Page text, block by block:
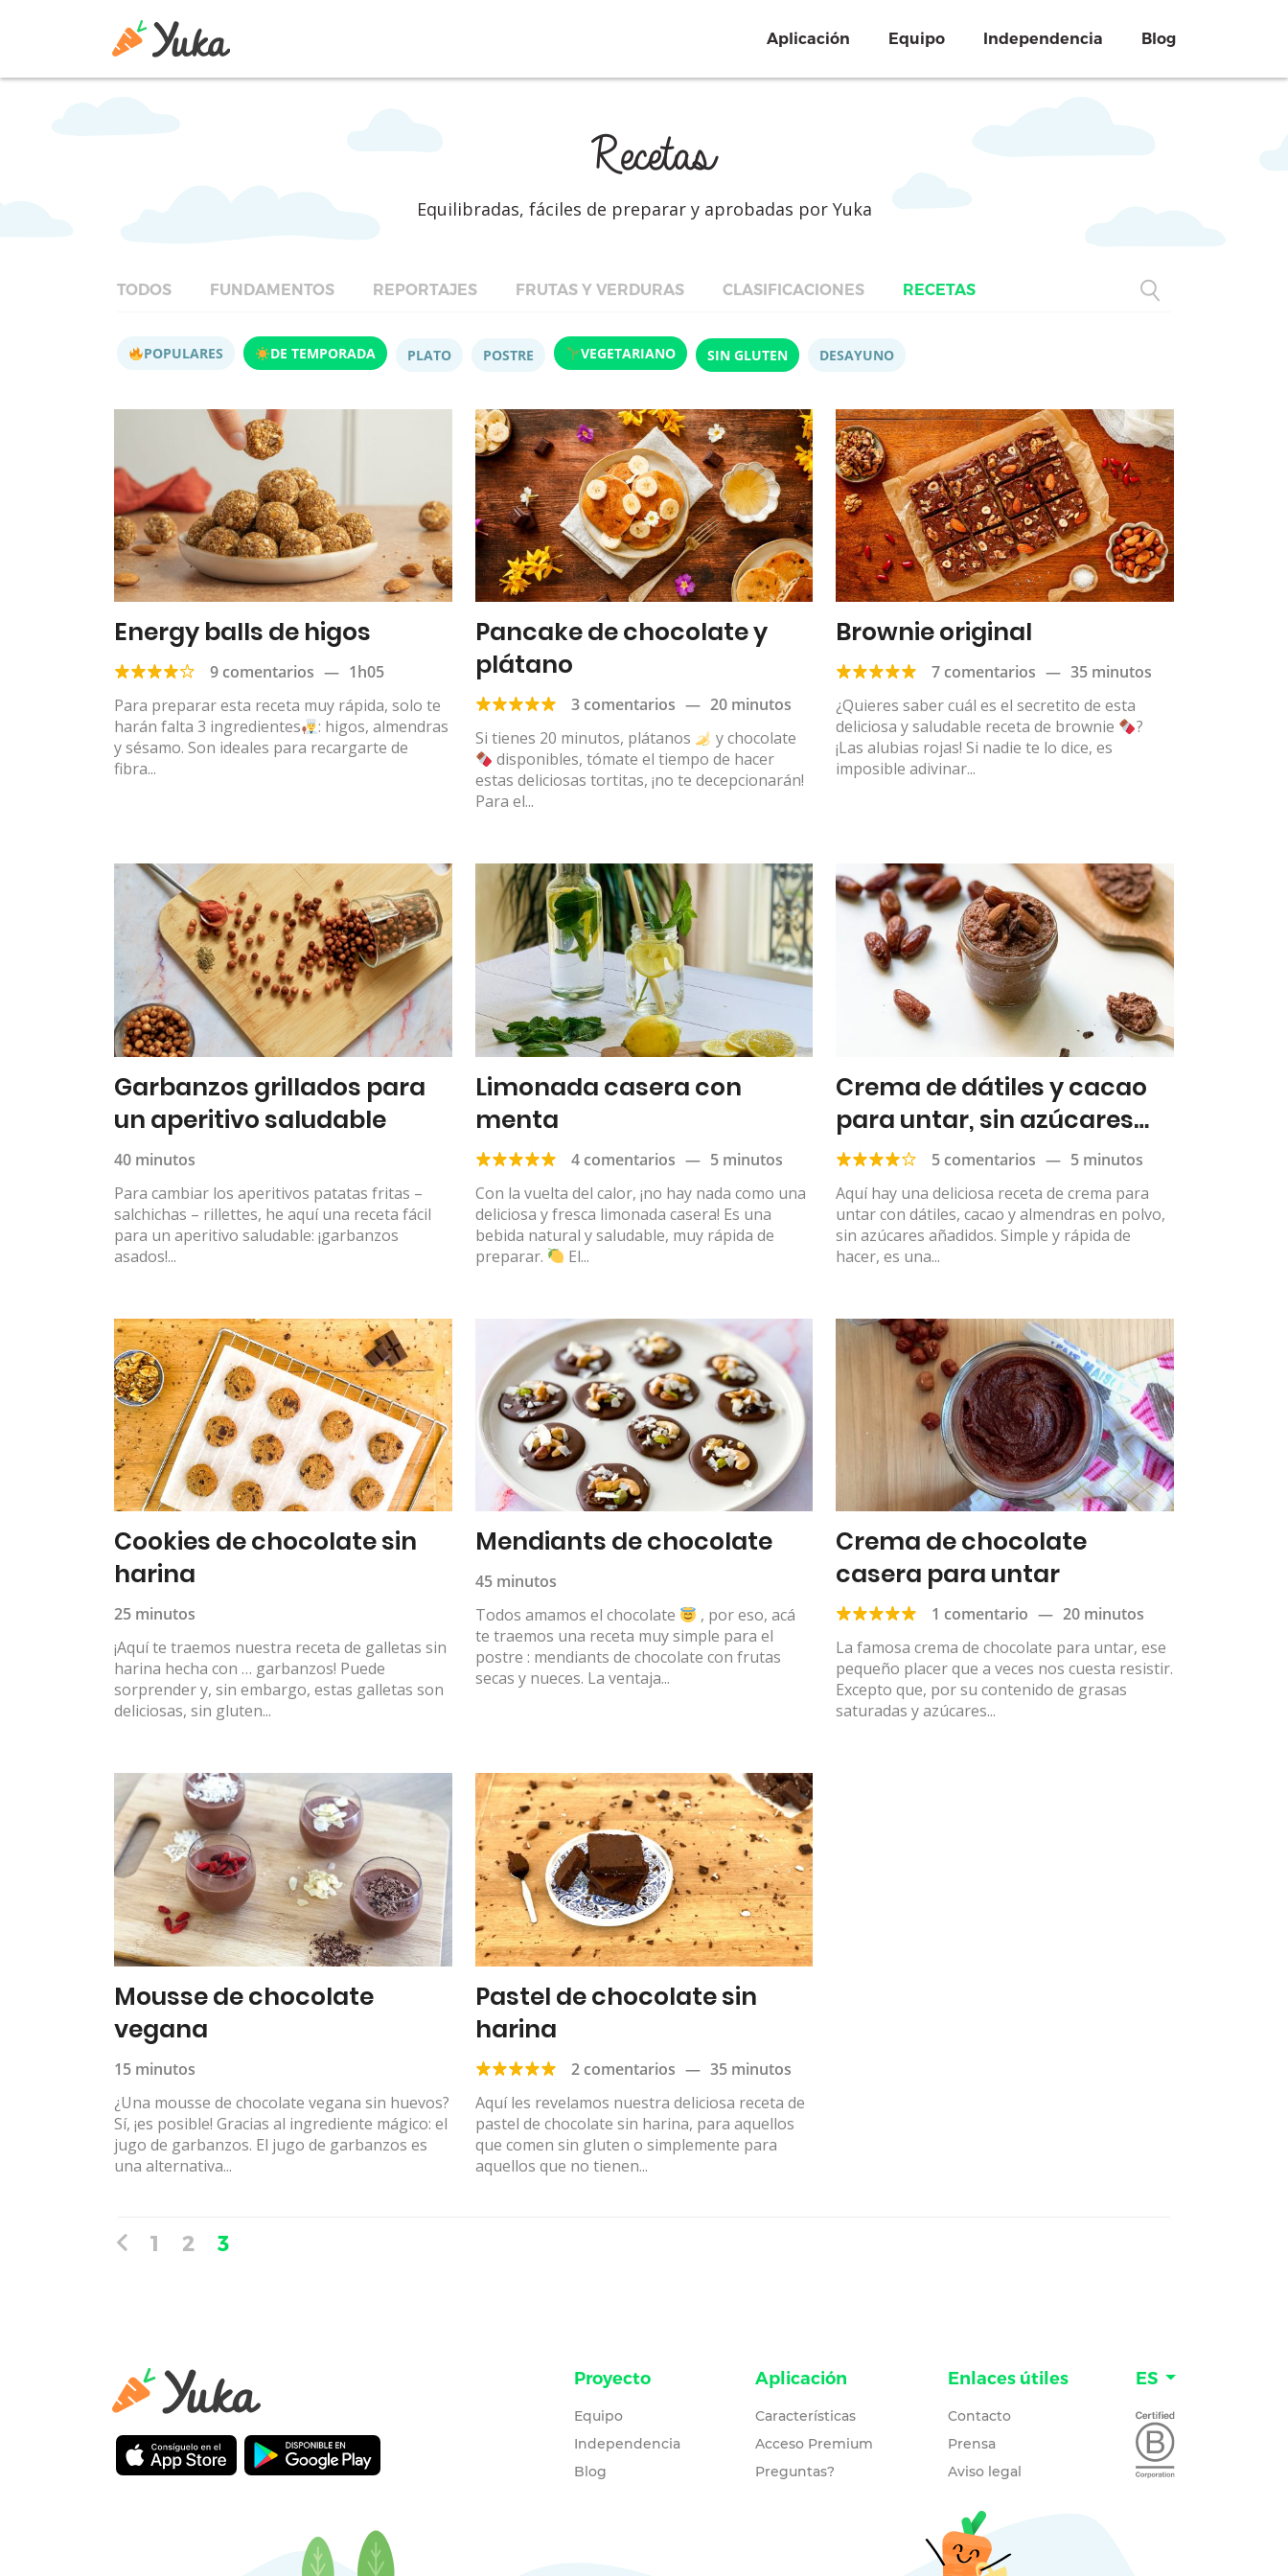
Aplicación Equipo Independencia Blog
Recetas
Equilibradas, fáciles de preparar y aprobadas por Yuka
TODOS FUNDAMENTOS REPORTAJES FRUTAS Y VERDURAS CLASIFICACIONES RECETAS
POPULARES DE TEMPORADA PLATO POSTRE VEGETARIANO SIN GLUTEN DESAYUNO
Energy balls de higos
9 comentarios — 1h05
Para preparar esta receta muy rápida, solo te
harán falta 3 ingredientes
: higos, almendras
y sésamo. Son ideales para recargarte de
fibra...
Pancake de chocolate y
plátano
3 comentarios — 20 minutos
Si tienes 20 minutos, plátanos
y chocolate
disponibles, tómate el tiempo de hacer
estas deliciosas tortitas, ¡no te decepcionarán!
Para el...
Brownie original
7 comentarios — 35 minutos
¿Quieres saber cuál es el secretito de esta
deliciosa y saludable receta de brownie
?
¡Las alubias rojas! Si nadie te lo dice, es
imposible adivinar...
Garbanzos grillados para
un aperitivo saludable
40 minutos
Para cambiar los aperitivos patatas fritas –
salchichas – rillettes, he aquí una receta fácil
para un aperitivo saludable: ¡garbanzos
asados!...
Limonada casera con
menta
4 comentarios — 5 minutos
Con la vuelta del calor, ¡no hay nada como una
deliciosa y fresca limonada casera! Es una
bebida natural y saludable, muy rápida de
preparar.
El...
Crema de dátiles y cacao
para untar, sin azúcares
añadidos5 comentarios — 5 minutos
Aquí hay una deliciosa receta de crema para
untar con dátiles, cacao y almendras en polvo,
sin azúcares añadidos. Simple y rápida de
hacer, es una...
Cookies de chocolate sin
harina
25 minutos
¡Aquí te traemos nuestra receta de galletas sin
harina hecha con … garbanzos! Puede
sorprender y, sin embargo, estas galletas son
deliciosas, sin gluten...
Mendiants de chocolate
45 minutos
Todos amamos el chocolate
, por eso, acá
te traemos una receta muy simple para el
postre : mendiants de chocolate con frutas
secas y nueces. La ventaja...
Crema de chocolate
casera para untar
1 comentario — 20 minutos
La famosa crema de chocolate para untar, ese
pequeño placer que a veces nos cuesta resistir.
Excepto que, por su contenido de grasas
saturadas y azúcares...
Mousse de chocolate
vegana
15 minutos
¿Una mousse de chocolate vegana sin huevos?
Sí, ¡es posible! Gracias al ingrediente mágico: el
jugo de garbanzos. El jugo de garbanzos es
una alternativa...
Pastel de chocolate sin
harina
2 comentarios — 35 minutos
Aquí les revelamos nuestra deliciosa receta de
pastel de chocolate sin harina, para aquellos
que comen sin gluten o simplemente para
aquellos que no tienen...
1 2 3
Proyecto
Equipo
Independencia
Blog
Aplicación
Características
Acceso Premium
Preguntas?
Enlaces útiles
Contacto
Prensa
Aviso legal
ES